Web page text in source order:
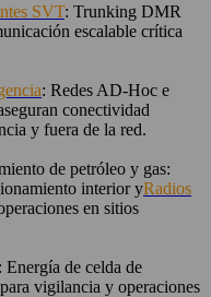
SVT: Trunking DMR
escalable crítica
: Redes AD-Hoc e
conectividad
y fuera de la red.
de petróleo y gas:
interior yRadios
en sitios
de celda de
vigilancia y operaciones